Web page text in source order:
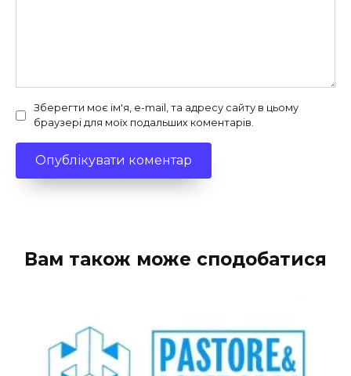
Зберегти моє ім'я, e-mail, та адресу сайту в цьому
браузері для моїх подальших коментарів.
Вам також може сподобатися